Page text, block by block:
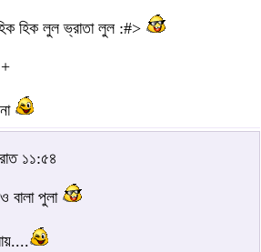
হিক লুল ভ্রাতা লুল :#>
১১:৫৪
বালা পুলা